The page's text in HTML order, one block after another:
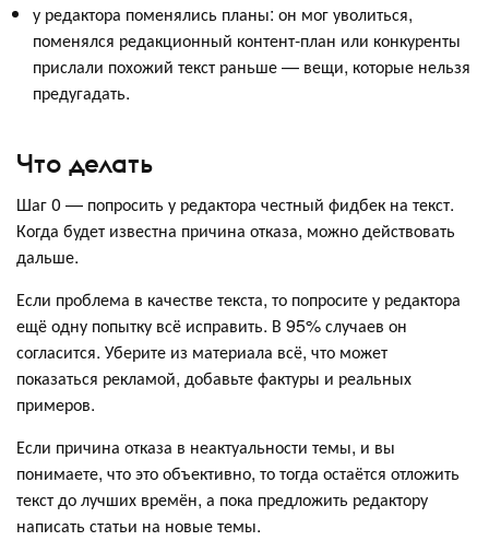
у редактора поменялись планы: он мог уволиться,
поменялся редакционный контент-план или конкуренты
прислали похожий текст раньше — вещи, которые нельзя
предугадать.
Что делать
Шаг 0 — попросить у редактора честный фидбек на текст.
Когда будет известна причина отказа, можно действовать
дальше.
Если проблема в качестве текста, то попросите у редактора
ещё одну попытку всё исправить. В 95% случаев он
согласится. Уберите из материала всё, что может
показаться рекламой, добавьте фактуры и реальных
примеров.
Если причина отказа в неактуальности темы, и вы
понимаете, что это объективно, то тогда остаётся отложить
текст до лучших времён, а пока предложить редактору
написать статьи на новые темы.